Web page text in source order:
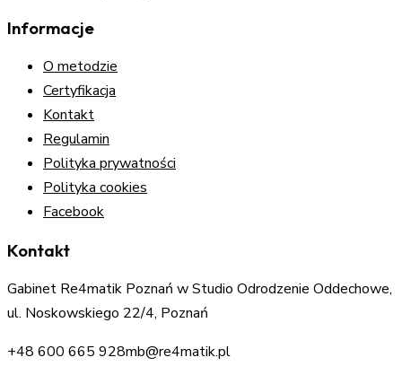
Informacje
O metodzie
Certyfikacja
Kontakt
Regulamin
Polityka prywatności
Polityka cookies
Facebook
Kontakt
Gabinet Re4matik Poznań w Studio Odrodzenie Oddechowe,
ul. Noskowskiego 22/4, Poznań
+48 600 665 928mb@re4matik.pl